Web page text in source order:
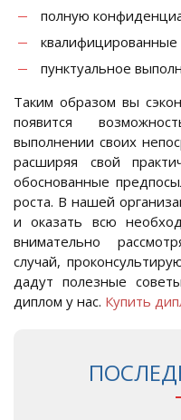
полную
квалифицированные
пунктуальное
Таким образом вы
появится
выполнении своих
расширяя свой
обоснованные
роста. В нашей
и оказать всю
внимательно
случай,
дадут полезные
диплом у нас. Купить